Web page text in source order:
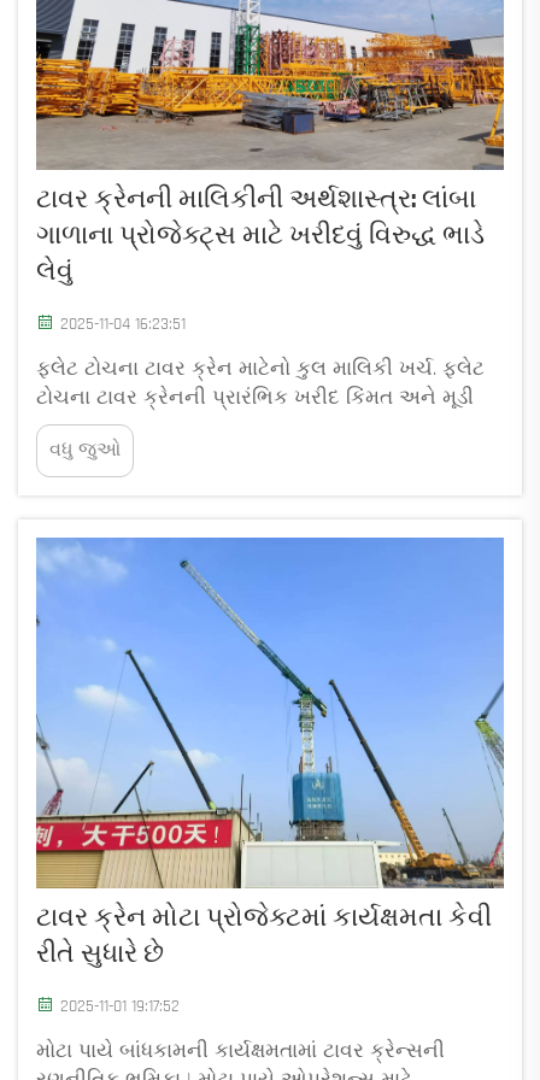
ટાવર ક્રેનની માલિકીની અર્થશાસ્ત્ર: લાંબા
ગાળાના પ્રોજેક્ટ્સ માટે ખરીદવું વિરુદ્ધ ભાડે
લેવું
2025-11-04 16:23:51
ફ્લેટ ટોચના ટાવર ક્રેન માટેનો કુલ માલિકી ખર્ચ. ફ્લેટ
ટોચના ટાવર ક્રેનની પ્રારંભિક ખરીદ કિંમત અને મૂડી
રોકાણ. ફ્લેટ ટોચની ટાવર ક્રેન ખરીદવા માટે $500,000–
$2.5 મિલિયનનું પ્રારંભિક રોકાણ જરૂરી છે, જે ઊંચાઈ
લેવાની ક્ષમતા પર આધારિત છે...
વધુ જુઓ
ટાવર ક્રેન મોટા પ્રોજેક્ટમાં કાર્યક્ષમતા કેવી
રીતે સુધારે છે
2025-11-01 19:17:52
મોટા પાયે બાંધકામની કાર્યક્ષમતામાં ટાવર ક્રેન્સની